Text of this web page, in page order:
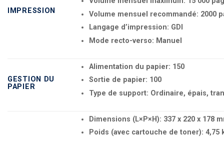
IMPRESSION
Volume mensuel recommandé: 2000
Langage d’impression: GDI
Mode recto-verso: Manuel
GESTION DU
PAPIER
Alimentation du papier: 150
Sortie de papier: 100
Type de support: Ordinaire, épais,
Dimensions (L×P×H): 337 x 220 x 178
Poids (avec cartouche de toner): 4,75